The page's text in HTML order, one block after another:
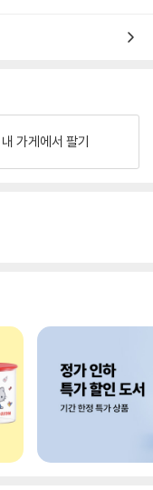
내 가게에서 팔기